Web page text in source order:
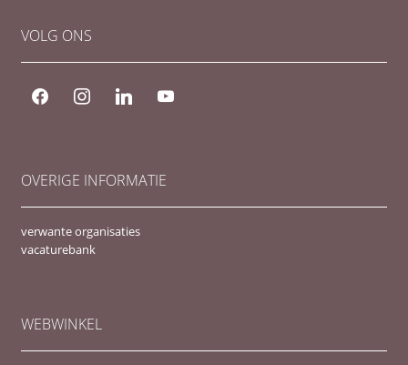
VOLG ONS
facebook instagramlinkedin youtube
OVERIGE INFORMATIE
verwante organisaties
vacaturebank
WEBWINKEL